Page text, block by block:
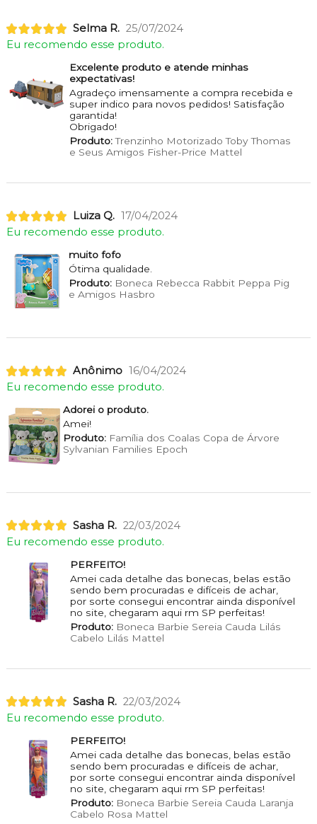
Selma R. 25/07/2024
Eu recomendo esse produto.
Excelente produto e atende minhas
expectativas!
Agradeço imensamente a compra recebida e
super indico para novos pedidos! Satisfação
garantida!
Obrigado!
Produto:Trenzinho Motorizado Toby Thomas
e Seus Amigos Fisher-Price Mattel
Luiza Q. 17/04/2024
Eu recomendo esse produto.
muito fofo
Ótima qualidade.
Produto:Boneca Rebecca Rabbit Peppa Pig
e Amigos Hasbro
Anônimo 16/04/2024
Eu recomendo esse produto.
Adorei o produto.
Amei!
Produto:Família dos Coalas Copa de Árvore
Sylvanian Families Epoch
Sasha R. 22/03/2024
Eu recomendo esse produto.
PERFEITO!
Amei cada detalhe das bonecas, belas estão
sendo bem procuradas e difíceis de achar,
por sorte consegui encontrar ainda disponível
no site, chegaram aqui rm SP perfeitas!
Produto:Boneca Barbie Sereia Cauda Lilás
Cabelo Lilás Mattel
Sasha R. 22/03/2024
Eu recomendo esse produto.
PERFEITO!
Amei cada detalhe das bonecas, belas estão
sendo bem procuradas e difíceis de achar,
por sorte consegui encontrar ainda disponível
no site, chegaram aqui rm SP perfeitas!
Produto:Boneca Barbie Sereia Cauda Laranja
Cabelo Rosa Mattel